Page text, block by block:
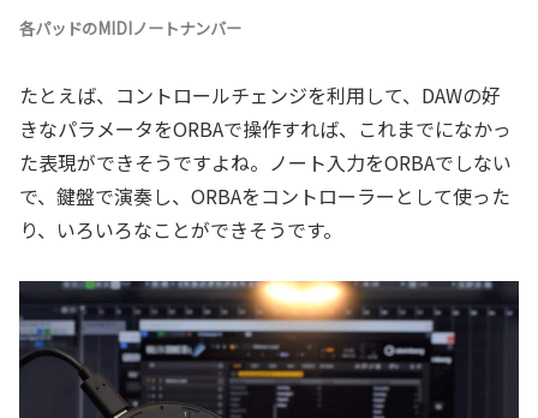
各パッドのMIDIノートナンバー
たとえば、コントロールチェンジを利用して、DAWの好
きなパラメータをORBAで操作すれば、これまでになかっ
た表現ができそうですよね。ノート入力をORBAでしない
で、鍵盤で演奏し、ORBAをコントローラーとして使った
り、いろいろなことができそうです。